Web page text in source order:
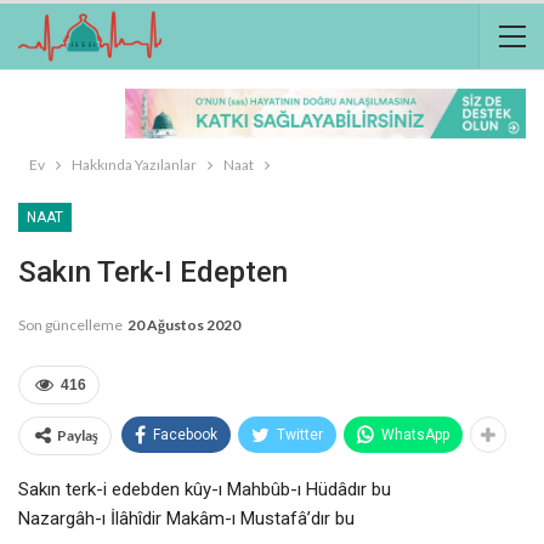
Ev Hakkında Yazılanlar Naat
NAAT
Sakın Terk-I Edepten
Son güncelleme 20 Ağustos 2020
416
Paylaş Facebook Twitter WhatsApp
Sakın terk-i edebden kûy-ı Mahbûb-ı Hüdâdır bu
Nazargâh-ı İlâhîdir Makâm-ı Mustafâ’dır bu